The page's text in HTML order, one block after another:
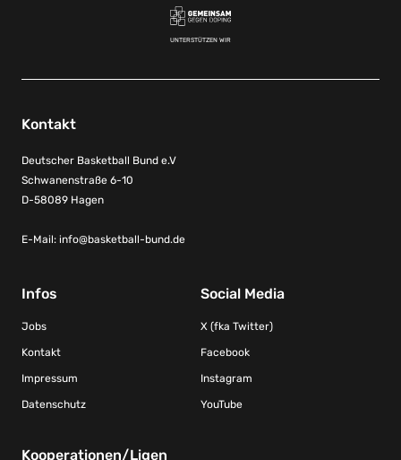
UNTERSTÜTZEN WIR
Kontakt
Deutscher Basketball Bund e.V
Schwanenstraße 6-10
D-58089 Hagen
E-Mail: info@basketball-bund.de
Infos
Jobs
Kontakt
Impressum
Datenschutz
Social Media
X (fka Twitter)
Facebook
Instagram
YouTube
Kooperationen/Ligen